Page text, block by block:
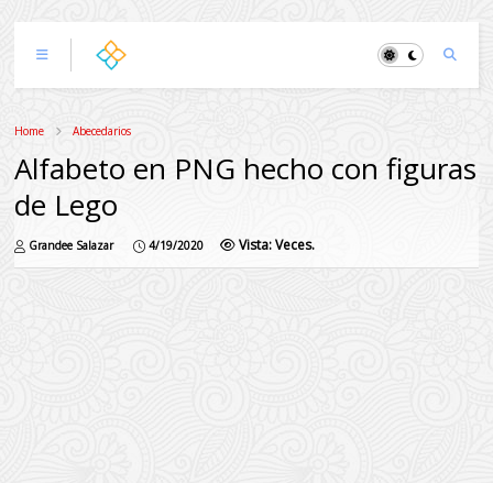
Home Abecedarios
Alfabeto en PNG hecho con figuras
de Lego
Grandee Salazar 4/19/2020 Vista:Veces.